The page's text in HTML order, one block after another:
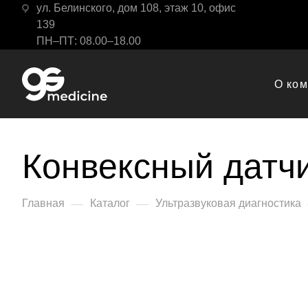
ул. Белинского, дом 108, этаж 10, офис
139
ПН–ПТ: 08.00–18.00
О
Конвексный
Главная — Каталог — Ультразвуковая диагностика